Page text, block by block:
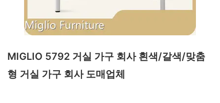
MIGLIO 5792 거실 가구 회사 흰색/갈색/맞춤
형 거실 가구 회사 도매업체